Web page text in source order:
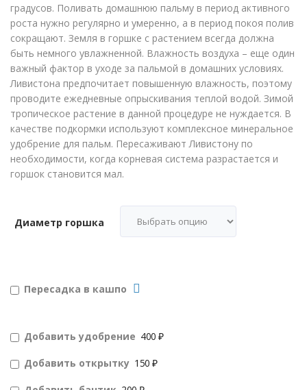
градусов. Поливать домашнюю пальму в период активного
роста нужно регулярно и умеренно, а в период покоя полив
сокращают. Земля в горшке с растением всегда должна
быть немного увлажненной. Влажность воздуха – еще один
важный фактор в уходе за пальмой в домашних условиях.
Ливистона предпочитает повышенную влажность, поэтому
проводите ежедневные опрыскивания теплой водой. Зимой
тропическое растение в данной процедуре не нуждается. В
качестве подкормки используют комплексное минеральное
удобрение для пальм. Пересаживают Ливистону по
необходимости, когда корневая система разрастается и
горшок становится мал.
Диаметр горшка
Пересадка в кашпо
Добавить удобрение 400 ₽
Добавить открытку 150 ₽